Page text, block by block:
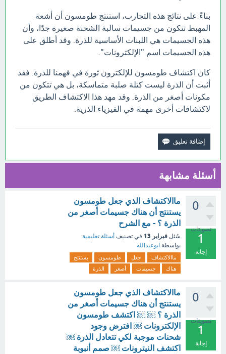
بناءً على نتائج هذه التجارب، استنتج طومسون أن أشعة
المهبط تتكون من جسيمات سالبة الشحنة صغيرة جدًا، وأن
هذه الجسيمات هي اللبنات الأساسية للذرة. وقد أطلق على
هذه الجسيمات اسم "الإلكترونات".
كان اكتشاف طومسون للإلكترون ثورة في فهمنا للذرة. فقد
أثبت أن الذرة ليست كتلة صلبة متماسكة، بل هي تتكون من
مكونات أصغر من الذرة. وقد مهد هذا الاكتشاف الطريق
لاكتشافات أخرى مهمة في الفيزياء الذرية.
أسئلة مشابهة
0
تصويتات
1
إجابة
ماالاكتشاف الذي جعل طومسون
يستنتج أن هناك جسيمات أصغر من
الذرة ؟ - مع الشرح
سُئل فبراير 13 في تصنيف أسئلة تعليمية
بواسطة ابوعبدالله
ماالاكتشاف جعل طومسون
يستنتج
هناك
جسيمات أصغر الذرة
0
تصويتات
1
إجابة
ماالاكتشاف الذي جعل طومسون
يستنتج أن هناك جسيمات أصغر من
الذرة ؟ ￼ ￼ اكتشف طومسون
الإلكترونات ￼ افترض وجود
شحنات موجبة لكي تتعادل الذرة ￼
اكتشف النيترونات ￼ صمم أنبوبة